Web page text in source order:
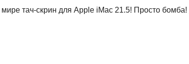
тач-скрин для Apple iMac 21.5! Просто бомба!